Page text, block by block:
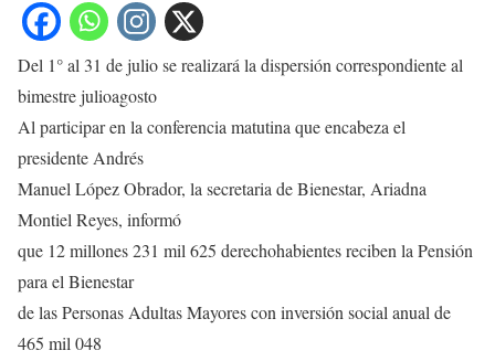
Del 1° al 31 de julio se realizará la dispersión correspondiente al
bimestre julioagosto
Al participar en la conferencia matutina que encabeza el
presidente Andrés
Manuel López Obrador, la secretaria de Bienestar, Ariadna
Montiel Reyes, informó
que 12 millones 231 mil 625 derechohabientes reciben la Pensión
para el Bienestar
de las Personas Adultas Mayores con inversión social anual de
465 mil 048